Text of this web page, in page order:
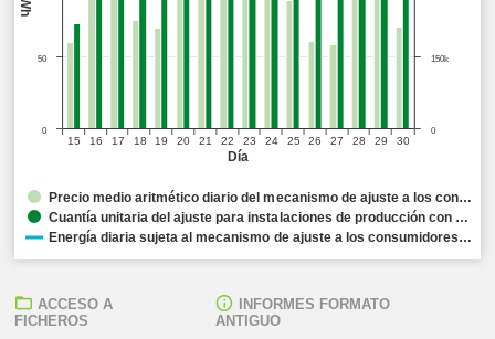
Día
15 17 19 21 23 25 27 29
16 18 20 22 24 26 28 30
0
150k
0
50
Precio medio aritmético diario del mecanismo de ajuste a los con…
Cuantía unitaria del ajuste para instalaciones de producción con …
Energía diaria sujeta al mecanismo de ajuste a los consumidores…
ACCESO A
FICHEROS
INFORMES FORMATO
ANTIGUO